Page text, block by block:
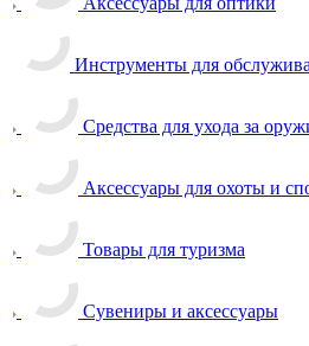
Инструменты для
Средства для ухода за
Аксессуары для охоты и
Товары для туризма
Сувениры и аксессуары